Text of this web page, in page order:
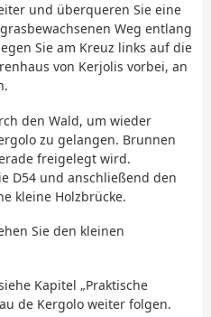
und überqueren Sie eine
Weg entlang
Sie am Kreuz links auf die
von Kerjolis vorbei, an
den Wald, um wieder
zu gelangen. Brunnen
freigelegt wird.
D54 und anschließend den
kleine Holzbrücke.
Sie den kleinen
Kapitel „Praktische
de Kergolo weiter folgen.